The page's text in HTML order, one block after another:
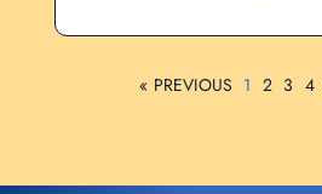
« PREVIOUS 1 2 3 4